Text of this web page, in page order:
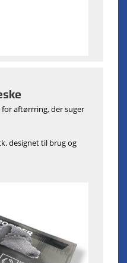
aftørrring, der suger
designet til brug og